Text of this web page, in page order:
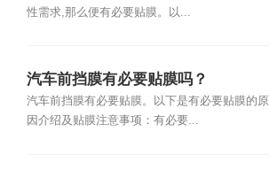
性需求,那么便有必要贴膜。以...
汽车前挡膜有必要贴膜吗？
汽车前挡膜有必要贴膜。以下是有必要贴膜的原
因介绍及贴膜注意事项：有必要...